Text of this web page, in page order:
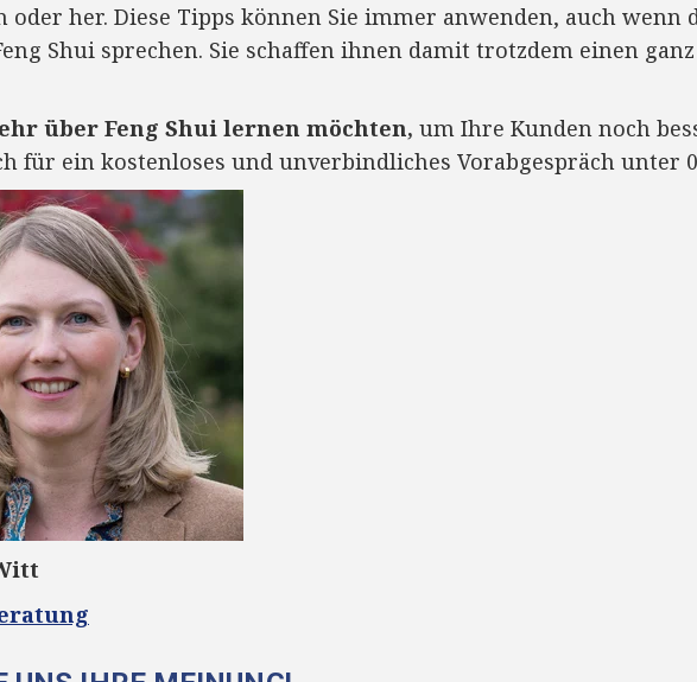
oder her. Diese Tipps können Sie immer anwenden, auch wenn
Shui sprechen. Sie schaffen ihnen damit trotzdem einen
über Feng Shui lernen möchten, um Ihre Kunden noch
für ein kostenloses und unverbindliches Vorabgespräch unter